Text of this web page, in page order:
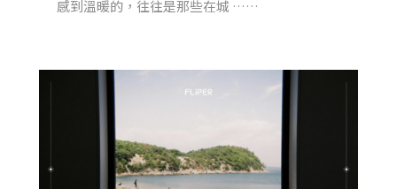
感到溫暖的，往往是那些在城 ……